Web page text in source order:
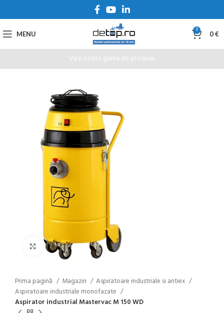
MENU 0 0€
Vezi toata gama de produse
Click to enlarge
Prima pagină Magazin
Aspiratoare industriale si antiex
Aspiratoare industriale monofazate
Aspirator industrial Mastervac M 150 WD